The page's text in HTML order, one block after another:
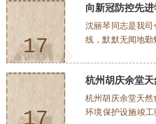
装修的有利契机，
造成压片糖果车
片糖果产品。 二
考了古代诸多防疫
审根据2020年新
这份特别的防疫
一线，一味一药，
香囊都氤氲着对四
内藏乾坤。著名医
香囊能“避疫气，
17
向新冠防控先
沈丽琴同志是我
线，默默无闻地
志想企业所想，再
成品库存，根据
购、销售一线进
17
杭州胡庆余堂天然
环境保护设施竣